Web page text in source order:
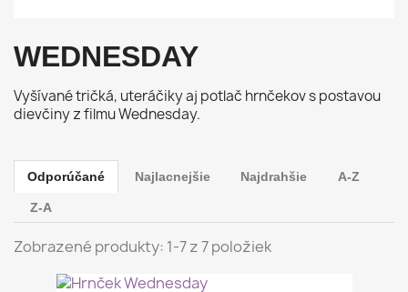
WEDNESDAY
Vyšívané tričká, uteráčiky aj potlač hrnčekov s postavou
dievčiny z filmu Wednesday.
Odporúčané Najlacnejšie Najdrahšie A-Z
Z-A
Zobrazené produkty: 1-7 z 7 položiek